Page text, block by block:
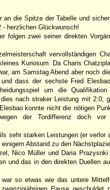
die Spitze der Tabelle und
herzlichen Glückwunsch!
folgen zwei seiner direkten
vervollständigen
Kuriosum. Da Charis
am Samstag Abend aber noch
dass der sechste Fred
um die
nach straker Leistung mit 2:0,
konnte nicht die nötigen
der Tordifferenz doch
sehr starken Leistungen (er verlor
Abstand zu den
Nico Müller und Daria
und das in den direkten Duellen
so etwas wie das untere